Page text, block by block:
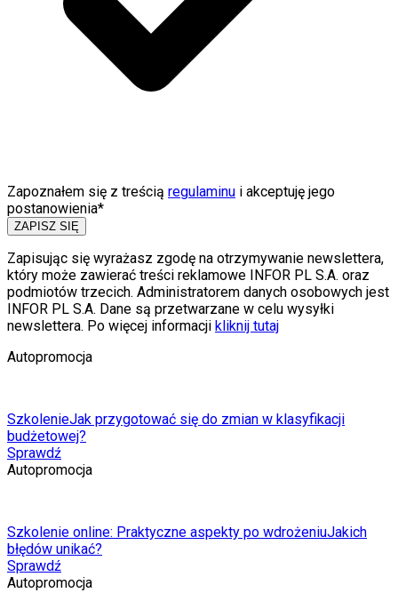
Zapoznałem się z treścią regulaminu i akceptuję jego
postanowienia*
ZAPISZ SIĘ
Zapisując się wyrażasz zgodę na otrzymywanie newslettera,
który może zawierać treści reklamowe INFOR PL S.A. oraz
podmiotów trzecich. Administratorem danych osobowych jest
INFOR PL S.A. Dane są przetwarzane w celu wysyłki
newslettera. Po więcej informacji kliknij tutaj
Autopromocja
SzkolenieJak przygotować się do zmian w klasyfikacji
budżetowej?
Sprawdź
Autopromocja
Szkolenie online: Praktyczne aspekty po wdrożeniuJakich
błędów unikać?
Sprawdź
Autopromocja